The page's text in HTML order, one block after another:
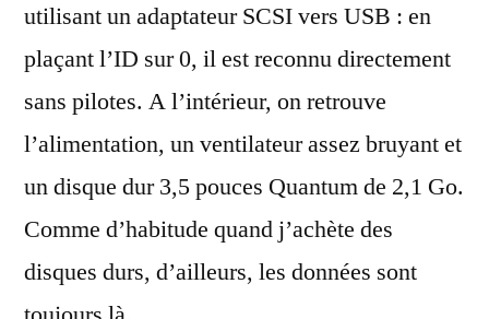
utilisant un adaptateur SCSI vers USB : en
plaçant l’ID sur 0, il est reconnu directement
sans pilotes. A l’intérieur, on retrouve
l’alimentation, un ventilateur assez bruyant et
un disque dur 3,5 pouces Quantum de 2,1 Go.
Comme d’habitude quand j’achète des
disques durs, d’ailleurs, les données sont